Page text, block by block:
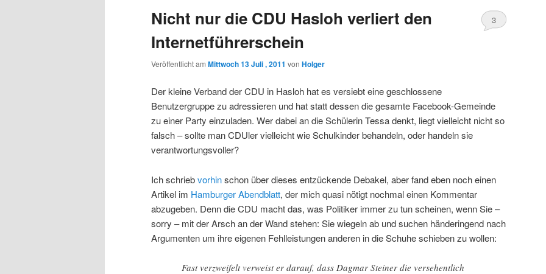
Nicht nur die CDU Hasloh verliert den
Internetführerschein
Veröffentlicht am Mittwoch 13 Juli , 2011 von Holger
3
Der kleine Verband der CDU in Hasloh hat es versiebt eine geschlossene
Benutzergruppe zu adressieren und hat statt dessen die gesamte Facebook-Gemeinde
zu einer Party einzuladen. Wer dabei an die Schülerin Tessa denkt, liegt vielleicht nicht so
falsch – sollte man CDUler vielleicht wie Schulkinder behandeln, oder handeln sie
verantwortungsvoller?
Ich schriebvorhinschon über dieses entzückende Debakel, aber fand eben noch einen
Artikel im Hamburger Abendblatt, der mich quasi nötigt nochmal einen Kommentar
abzugeben. Denn die CDU macht das, was Politiker immer zu tun scheinen, wenn Sie –
sorry – mit der Arsch an der Wand stehen: Sie wiegeln ab und suchen händeringend nach
Argumenten um ihre eigenen Fehlleistungen anderen in die Schuhe schieben zu wollen:
Fast verzweifelt verweist er darauf, dass Dagmar Steiner die versehentlich